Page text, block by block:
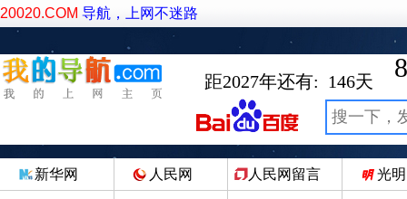
20020.COM 导航，上网不迷路
距2027年还有: 146天
新华网 人民网 人民网留言 光